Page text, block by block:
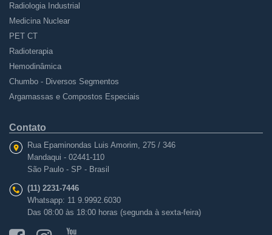
Radiologia Industrial
Medicina Nuclear
PET CT
Radioterapia
Hemodinâmica
Chumbo - Diversos Segmentos
Argamassas e Compostos Especiais
Contato
Rua Epaminondas Luis Amorim , 275 / 346
Mandaqui - 02441-110
São Paulo - SP - Brasil
(11) 2231-7446
Whatsapp: 11 9.9992.6030
Das 08:00 às 18:00 horas (segunda à sexta-feira)